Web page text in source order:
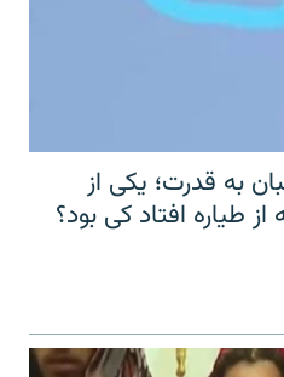
به قدرت؛ یکی از
طیاره افتاد کی بود؟